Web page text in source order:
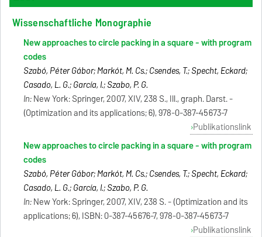
Wissenschaftliche Monographie
New approaches to circle packing in a square - with program
codes
Szabó, Péter Gábor; Markót, M. Cs.; Csendes, T.; Specht, Eckard;
Casado, L. G.; García, I.; Szabo, P. G.
In:New York: Springer, 2007, XIV, 238 S., Ill., graph. Darst. -
(Optimization and its applications; 6), 978-0-387-45673-7
Publikationslink
New approaches to circle packing in a square - with program
codes
Szabó, Péter Gábor; Markót, M. Cs.; Csendes, T.; Specht, Eckard;
Casado, L. G.; García, I.; Szabo, P. G.
In:New York: Springer, 2007, XIV, 238 S. - (Optimization and its
applications; 6), ISBN: 0-387-45676-7, 978-0-387-45673-7
Publikationslink